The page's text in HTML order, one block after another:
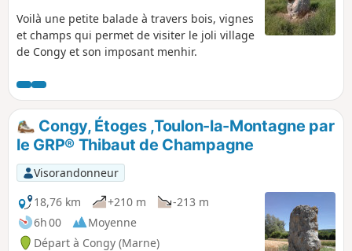
Voilà une petite balade à travers bois, vignes
et champs qui permet de visiter le joli village
de Congy et son imposant menhir.
Congy, Étoges ,Toulon-la-Montagne par
le GRP® Thibaut de Champagne
Visorandonneur
18,76 km
+210 m
-213 m
6h 00
Moyenne
Départ à Congy (Marne)